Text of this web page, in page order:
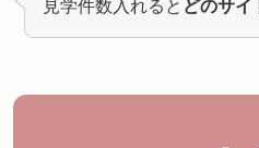
見学件数入れると どのサイ